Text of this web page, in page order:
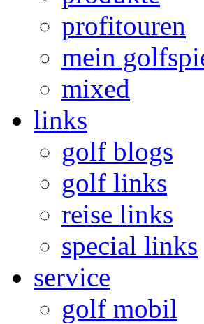
profitouren
mein
mixed
links
golf blogs
golf links
reise links
special links
service
golf mobil